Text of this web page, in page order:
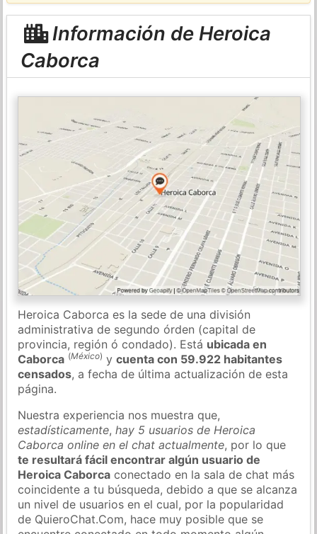
Información de Heroica
Caborca
Heroica Caborca es la sede de una división
administrativa de segundo órden (capital de
provincia, región ó condado). Está ubicada en
Caborca (México) ycuenta con 59.922 habitantes
censados, a fecha de última actualización de esta
página.
Nuestra experiencia nos muestra que,
estadísticamente,hay 5 usuarios de Heroica
Caborca online en el chat actualmente, por lo que
te resultará fácil encontrar algún usuario de
Heroica Caborca conectado en la sala de chat más
coincidente a tu búsqueda, debido a que se alcanza
un nivel de usuarios en el cual, por la popularidad
de QuieroChat.Com, hace muy posible que se